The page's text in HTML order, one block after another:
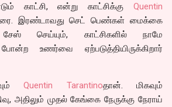
காட்சி, என்று காட்சிக்கு Quentin
இரண்டாவது செட் பெண்கள் மைக்கை
சேஸ் செய்யும், காட்சிகளில் நாமே
உணர்வை ஏற்படுத்தியிருக்கிறார்
Quentin Tarantinoதான். மிகவும்
அதிலும் முதல் கேங்கை நேருக்கு நேராய்